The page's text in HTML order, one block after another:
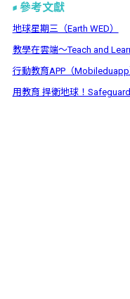
參考文獻
地球星期三（Earth WED）
教學在雲端～Teach and
行動教育APP（Mobileduapp
用教育 捍衛地球！